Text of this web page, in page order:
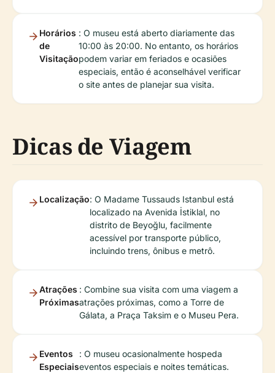
Horários
de
Visitação
: O museu está aberto diariamente das
10:00 às 20:00. No entanto, os horários
podem variar em feriados e ocasiões
especiais, então é aconselhável verificar
o site antes de planejar sua visita.
Dicas de Viagem
Localização: O Madame Tussauds Istanbul está
localizado na Avenida İstiklal, no
distrito de Beyoğlu, facilmente
acessível por transporte público,
incluindo trens, ônibus e metrô.
Atrações
Próximas
: Combine sua visita com uma viagem a
atrações próximas, como a Torre de
Gálata, a Praça Taksim e o Museu Pera.
Eventos
Especiais
: O museu ocasionalmente hospeda
eventos especiais e noites temáticas.